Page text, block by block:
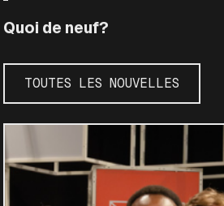
Quoi de neuf?
TOUTES LES NOUVELLES